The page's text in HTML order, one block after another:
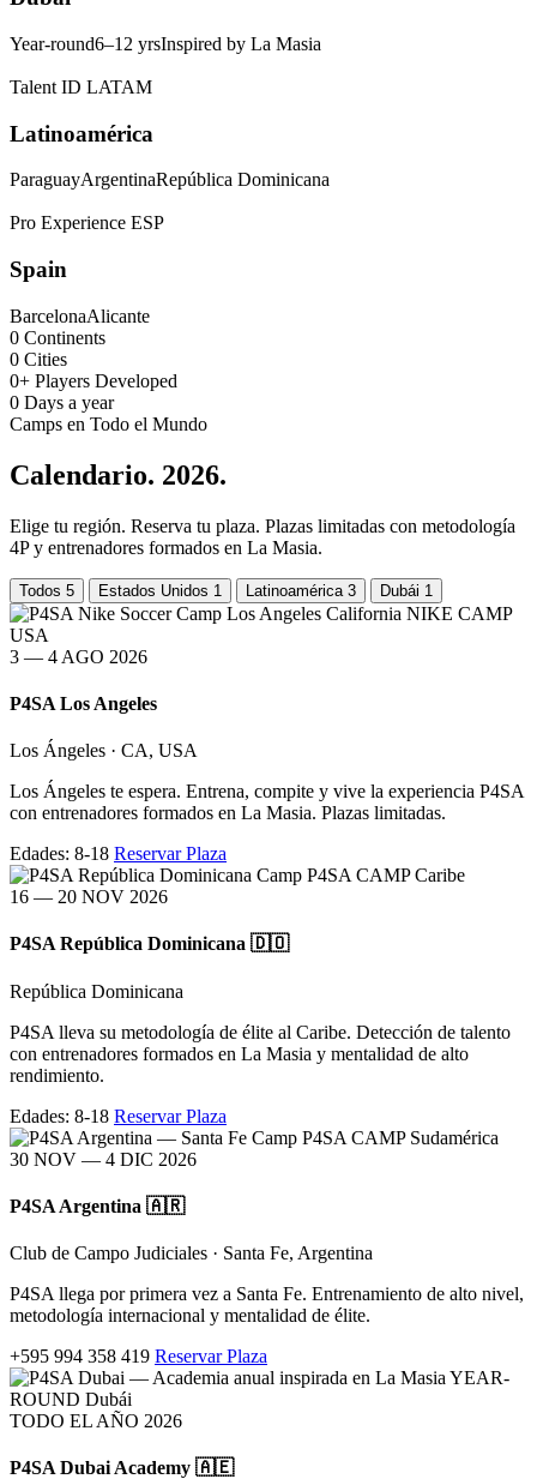
Year-round6–12 yrsInspired by La Masia
Talent ID LATAM
Latinoamérica
ParaguayArgentinaRepública Dominicana
Pro Experience ESP
Spain
BarcelonaAlicante
0 Continents
0 Cities
0+ Players Developed
0 Days a year
Camps en Todo el Mundo
Calendario. 2026.
Elige tu región. Reserva tu plaza. Plazas limitadas con metodología
4P y entrenadores formados en La Masia.
Todos 5 Estados Unidos 1 Latinoamérica 3 Dubái 1
NIKE CAMP
USA
3 — 4 AGO 2026
P4SA Los Angeles
Los Ángeles · CA, USA
Los Ángeles te espera. Entrena, compite y vive la experiencia P4SA
con entrenadores formados en La Masia. Plazas limitadas.
Edades: 8-18 Reservar Plaza
P4SA CAMP Caribe
16 — 20 NOV 2026
P4SA República Dominicana 🇩🇴
República Dominicana
P4SA lleva su metodología de élite al Caribe. Detección de talento
con entrenadores formados en La Masia y mentalidad de alto
rendimiento.
Edades: 8-18 Reservar Plaza
P4SA CAMP Sudamérica
30 NOV — 4 DIC 2026
P4SA Argentina 🇦🇷
Club de Campo Judiciales · Santa Fe, Argentina
P4SA llega por primera vez a Santa Fe. Entrenamiento de alto nivel,
metodología internacional y mentalidad de élite.
+595 994 358 419 Reservar Plaza
YEAR-
ROUND Dubái
TODO EL AÑO 2026
P4SA Dubai Academy 🇦🇪